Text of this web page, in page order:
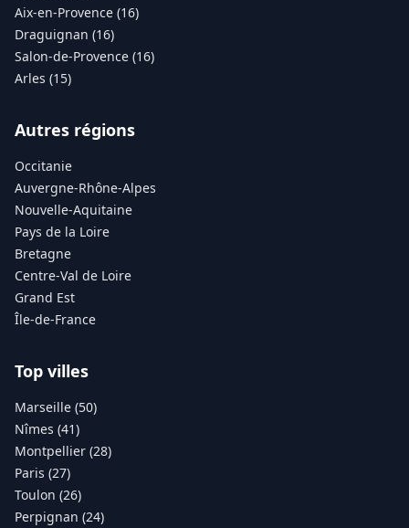
Aix-en-Provence (16)
Draguignan (16)
Salon-de-Provence (16)
Arles (15)
Autres régions
Occitanie
Auvergne-Rhône-Alpes
Nouvelle-Aquitaine
Pays de la Loire
Bretagne
Centre-Val de Loire
Grand Est
Île-de-France
Top villes
Marseille (50)
Nîmes (41)
Montpellier (28)
Paris (27)
Toulon (26)
Perpignan (24)